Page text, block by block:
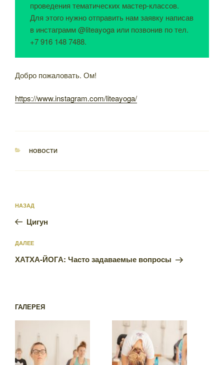
проведения тематических мастер-классов.
Для этого нужно отправить нам заявку написав
в инстаграмм @liteayoga или позвонив по тел.
+7 916 148 7488.
Добро пожаловать. Ом!
https://www.instagram.com/liteayoga/
РУБРИКИ
НОВОСТИ
по
записям
Предыдущая
запись:
НАЗАД
Цигун
Следующая
запись
ДАЛЕЕ
ХАТХА-ЙОГА: Часто задаваемые вопросы
ГАЛЕРЕЯ